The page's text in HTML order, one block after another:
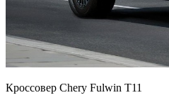
Кроссовер Chery Fulwin T11